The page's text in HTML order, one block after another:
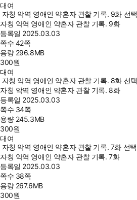
대여
자칭 악역 영애인 약혼자 관찰 기록. 9화 선택
자칭 악역 영애인 약혼자 관찰 기록. 9화
등록일 2025.03.03
쪽수 42쪽
용량 296.8MB
300원
대여
자칭 악역 영애인 약혼자 관찰 기록. 8화 선택
자칭 악역 영애인 약혼자 관찰 기록. 8화
등록일 2025.03.03
쪽수 34쪽
용량 245.3MB
300원
대여
자칭 악역 영애인 약혼자 관찰 기록. 7화 선택
자칭 악역 영애인 약혼자 관찰 기록. 7화
등록일 2025.03.03
쪽수 38쪽
용량 267.6MB
300원